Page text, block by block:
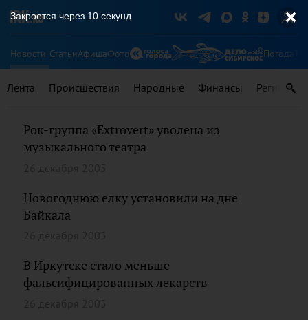
Новости СтатьиАфишаФото Погода
Лента Происшествия Народные Финансы Регионы
Рок-группа «Еxtrovert» уволена из
музыкального театра
Новогоднюю елку установили на дне
Байкала
В Иркутске стало меньше
фальсифицированных лекарств
Закроется через 9секунд